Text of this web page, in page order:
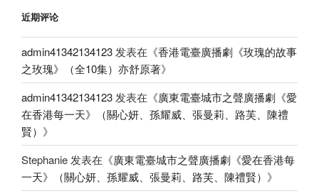
近期评论
admin41342134123 发表在《香港電臺廣播劇《玫瑰的故事
之玫瑰》（全10集）亦舒原著》
admin41342134123 发表在《廣東電臺城市之聲廣播劇《愛
在香港每一天》（關心妍、孫耀威、張曼莉、路芙、陳禮
賢） 》
Stephanie 发表在《廣東電臺城市之聲廣播劇《愛在香港每
一天》（關心妍、孫耀威、張曼莉、路芙、陳禮賢） 》